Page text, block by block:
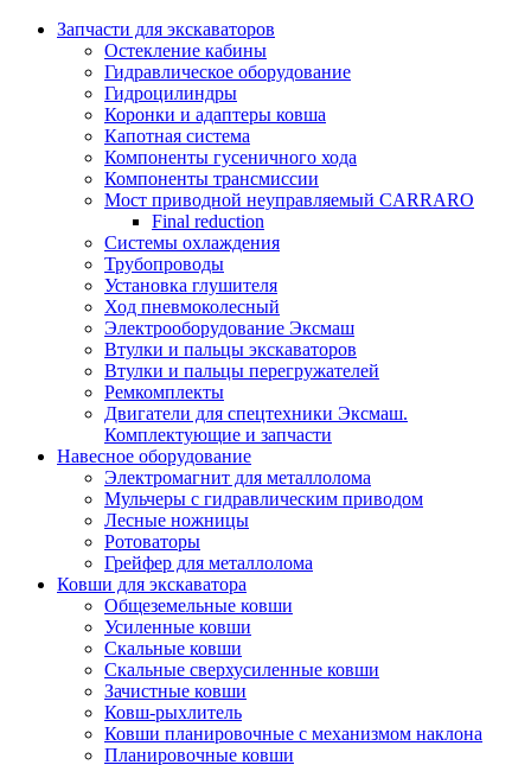
Запчасти для экскаваторов
Остекление кабины
Гидравлическое оборудование
Гидроцилиндры
Коронки и адаптеры ковша
Капотная система
Компоненты гусеничного хода
Компоненты трансмиссии
Мост приводной неуправляемый CARRARO
Final reduction
Системы охлаждения
Трубопроводы
Установка глушителя
Ход пневмоколесный
Электрооборудование Эксмаш
Втулки и пальцы экскаваторов
Втулки и пальцы перегружателей
Ремкомплекты
Двигатели для спецтехники Эксмаш.
Комплектующие и запчасти
Навесное оборудование
Электромагнит для металлолома
Мульчеры с гидравлическим приводом
Лесные ножницы
Ротоваторы
Грейфер для металлолома
Ковши для экскаватора
Общеземельные ковши
Усиленные ковши
Скальные ковши
Скальные сверхусиленные ковши
Зачистные ковши
Ковш-рыхлитель
Ковши планировочные с механизмом наклона
Планировочные ковши